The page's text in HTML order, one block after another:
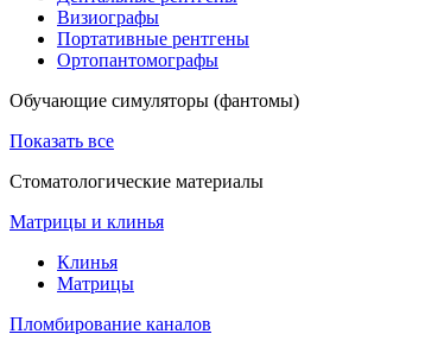
Визиографы
Портативные рентгены
Ортопантомографы
Обучающие симуляторы (фантомы)
Показать все
Стоматологические материалы
Матрицы и клинья
Клинья
Матрицы
Пломбирование каналов